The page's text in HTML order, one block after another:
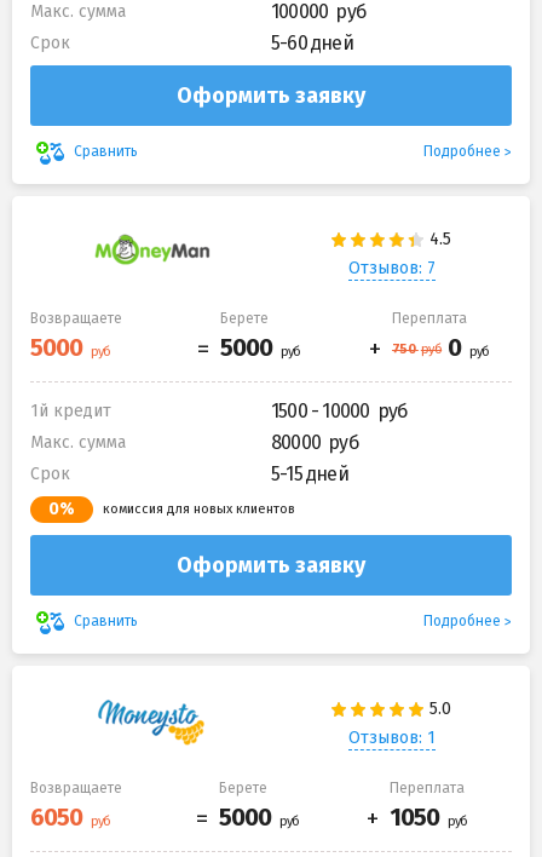
Макс. сумма 100000
Срок 5-60 дней
Оформить заявку
Сравнить Подробнее
Отзывов: 7
Возвращаете Берете Переплата
1й кредит 1500 - 10000
Макс. сумма 80000
Срок 5-15 дней
0% комиссия для новых клиентов
Оформить заявку
Сравнить Подробнее
Отзывов: 1
Возвращаете Берете Переплата